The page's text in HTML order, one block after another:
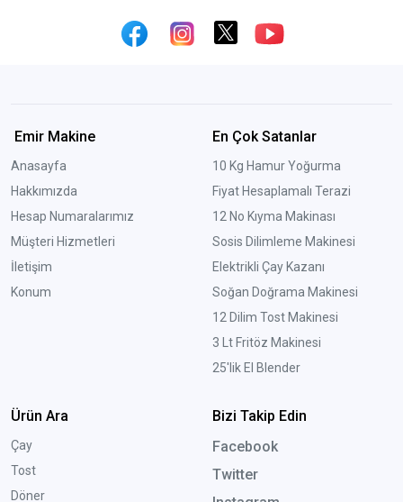
Emir Makine
Anasayfa
Hakkımızda
Hesap Numaralarımız
Müşteri Hizmetleri
İletişim
Konum
En Çok Satanlar
10 Kg Hamur Yoğurma
Fiyat Hesaplamalı Terazi
12 No Kıyma Makinası
Sosis Dilimleme Makinesi
Elektrikli Çay Kazanı
Soğan Doğrama Makinesi
12 Dilim Tost Makinesi
3 Lt Fritöz Makinesi
25'lik El Blender
Ürün Ara
Çay
Tost
Döner
Bizi Takip Edin
Facebook
Twitter